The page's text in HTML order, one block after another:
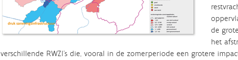
de
het
verschillende RWZI's die, vooral in de zomerperiode een grotere